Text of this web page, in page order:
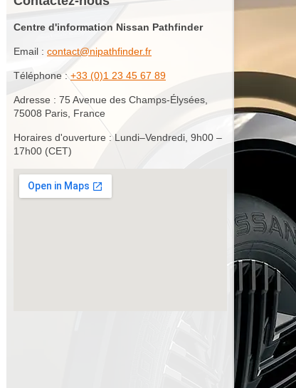
Centre d'information Nissan Pathfinder
Email : contact@nipathfinder.fr
Téléphone :+33 (0)1 23 45 67 89
Adresse : 75 Avenue des Champs-Élysées,
75008 Paris, France
Horaires d'ouverture : Lundi–Vendredi, 9h00 –
17h00 (CET)